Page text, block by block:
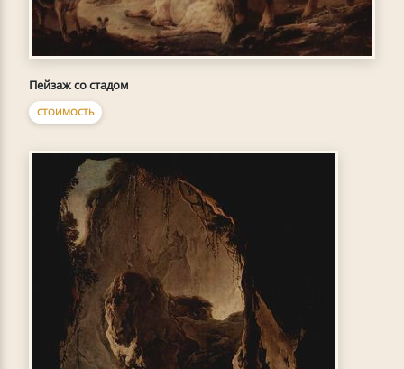
Пейзаж со стадом
СТОИМОСТЬ